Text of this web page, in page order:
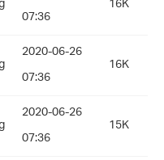
07:36
2020-06-26
07:36
16K
2020-06-26
07:36
15K